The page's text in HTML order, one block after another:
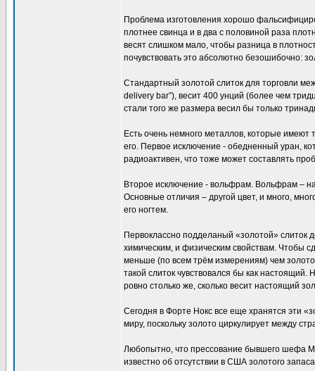
Проблема изготовления хорошо
плотнее свинца и в два с половиной раза
весят слишком мало, чтобы разница в
почувствовать это абсолютно безошибочно:
Стандартный золотой слиток для торговли
delivery bar”), весит 400 унций (более чем
стали того же размера весил бы только
Есть очень немного металлов, которые
его. Первое исключение - обедненный уран,
радиоактивен, что тоже может составлять
Второе исключение - вольфрам. Вольфрам –
Основные отличия – другой цвет, и много,
его ногтем.
Первоклассно подделаный «золотой» слиток
химическим, и физическим свойствам. Чтобы
меньше (по всем трём измерениям) чем
такой слиток чувствовался бы как
ровно столько же, сколько весит настоящий
Сегодня в Форте Нокс все еще хранятся эти
миру, поскольку золото циркулирует между
Любопытно, что прессование бывшего шефа
известно об отсутствии в США золотого